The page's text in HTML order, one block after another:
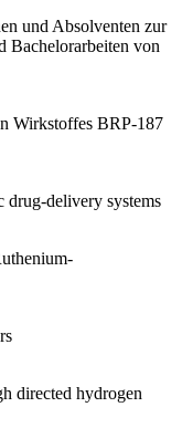
und Absolventen zur
Bachelorarbeiten von
Wirkstoffes BRP-187
drug-delivery systems
directed hydrogen